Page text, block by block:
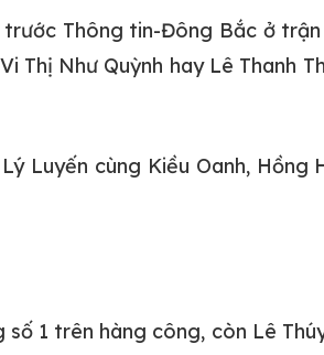
Thông tin-Đông Bắc ở
Như Quỳnh hay Lê Thanh
Luyến cùng Kiều Oanh, Hồng
1 trên hàng công, còn Lê